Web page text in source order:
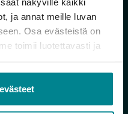
ja annat meille luvan
Osa evästeistä on
toimii luotettavasti ja
9 8009